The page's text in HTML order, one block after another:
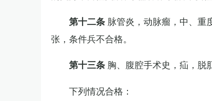
第十二条 脉管炎，动脉瘤，中、重
张，条件兵不合格。
第十三条 胸、腹腔手术史，疝，脱
下列情况合格：